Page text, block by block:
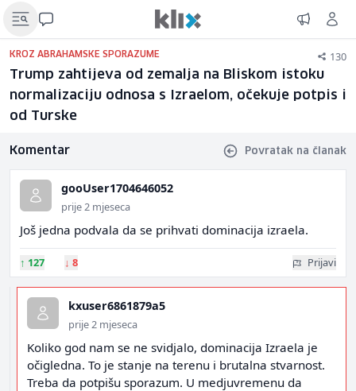
KROZ ABRAHAMSKE SPORAZUME 130
Trump zahtijeva od zemalja na Bliskom istoku
normalizaciju odnosa s Izraelom, očekuje potpis i
od Turske
Komentar Povratak na članak
gooUser1704646052
prije 2 mjeseca
Još jedna podvala da se prihvati dominacija izraela.
↑ 127 ↓ 8 Prijavi
kxuser6861879a5
prije 2 mjeseca
Koliko god nam se ne svidjalo, dominacija Izraela je
očigledna. To je stanje na terenu i brutalna stvarnost.
Treba da potpišu sporazum. U medjuvremenu da